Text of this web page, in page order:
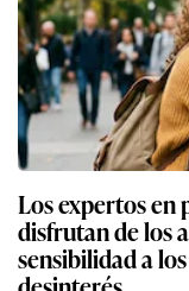
Los expertos en
disfrutan de los
sensibilidad a